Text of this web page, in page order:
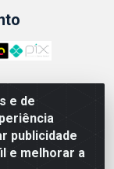
e de
publicidade
e melhorar a
- CNPJ:
1045 -
21020-124